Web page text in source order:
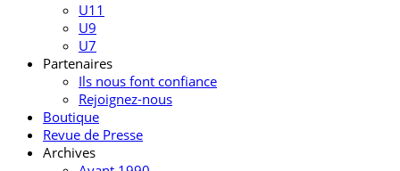
U11
U9
U7
Partenaires
Ils nous font confiance
Rejoignez-nous
Boutique
Revue de Presse
Archives